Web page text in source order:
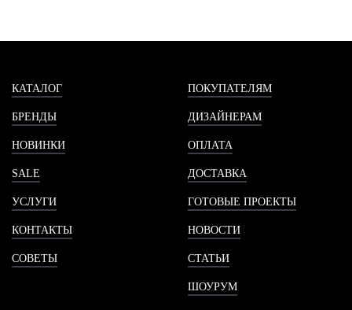
КАТАЛОГ
БРЕНДЫ
НОВИНКИ
SALE
УСЛУГИ
КОНТАКТЫ
СОВЕТЫ
ПОКУПАТЕЛЯМ
ДИЗАЙНЕРАМ
ОПЛАТА
ДОСТАВКА
ГОТОВЫЕ ПРОЕКТЫ
НОВОСТИ
СТАТЬИ
ШОУРУМ